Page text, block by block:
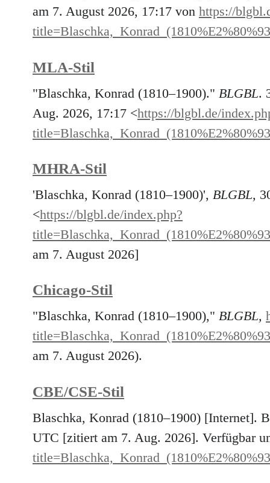
am 7. August 2026, 17:17 von https://
MLA-Stil
"Blaschka, Konrad (1810–1900)." BLGBL.
Aug. 2026, 17:17 <https://blgbl.de/
MHRA-Stil
'Blaschka, Konrad (1810–1900)', BLGBL,
<https://blgbl.de/index.php?
am 7. August 2026]
Chicago-Stil
"Blaschka, Konrad (1810–1900)," BLGBL,
am 7. August 2026).
CBE/CSE-Stil
Blaschka, Konrad (1810–1900) [Internet].
UTC [zitiert am 7. Aug. 2026]. Verfügbar